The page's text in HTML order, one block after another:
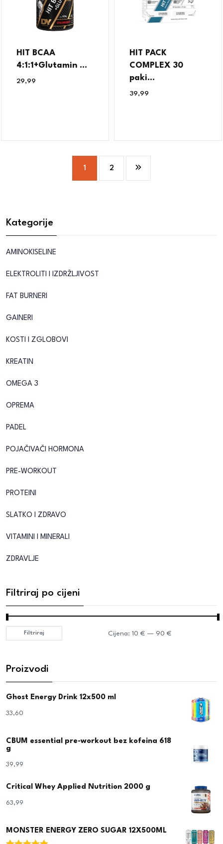
HIT BCAA
4:1:1+Glutamin ...
29,99
HIT PACK
COMPLEX 30
paki...
39,99
1 2
Kategorije
AMINOKISELINE
ELEKTROLITI I IZDRŽLJIVOST
FAT BURNERI
GAINERI
KOSTI I ZGLOBOVI
KREATIN
OMEGA 3
OPREMA
PADEL
POJAČIVAČI HORMONA
PRE-WORKOUT
PROTEINI
SLATKO I ZDRAVO
VITAMINI I MINERALI
ZDRAVLJE
Filtriraj po cijeni
Filtriraj Cijena: 10 € — 90 €
Proizvodi
Ghost Energy Drink 12x500 ml
33,60
CBUM essential pre-workout bez kofeina 618
g
39,99
Critical Whey Applied Nutrition 2000 g
63,99
MONSTER ENERGY ZERO SUGAR 12X500ML